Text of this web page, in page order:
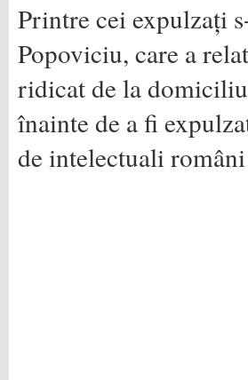
Printre cei expulzați
Popoviciu, care a
ridicat de la
înainte de a fi
de intelectuali